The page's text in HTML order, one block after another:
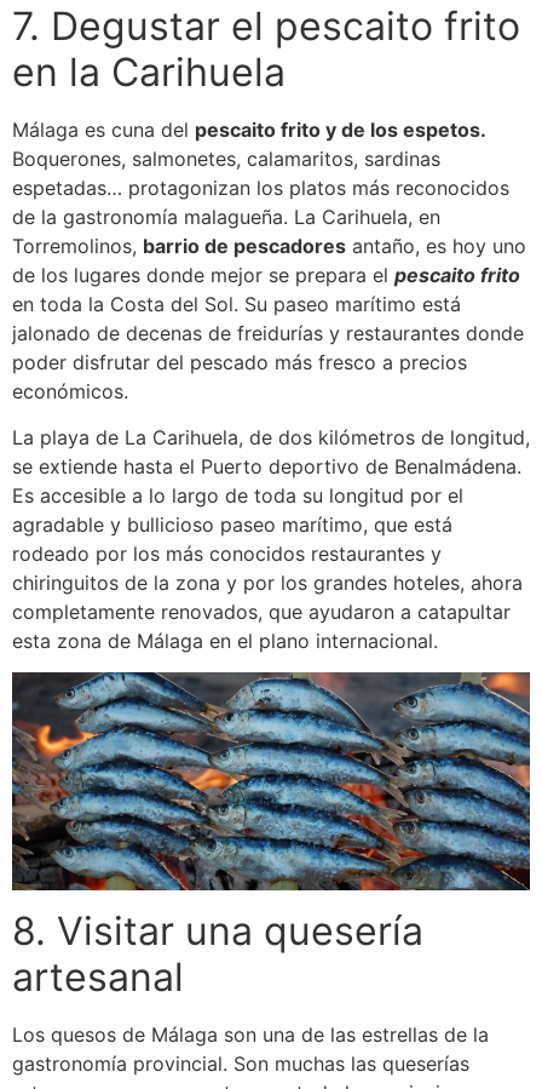
7. Degustar el pescaito frito
en la Carihuela
Málaga es cuna del pescaito frito y de los espetos.
Boquerones, salmonetes, calamaritos, sardinas
espetadas… protagonizan los platos más reconocidos
de la gastronomía malagueña. La Carihuela, en
Torremolinos, barrio de pescadores antaño, es hoy uno
de los lugares donde mejor se prepara el pescaito frito
en toda la Costa del Sol. Su paseo marítimo está
jalonado de decenas de freidurías y restaurantes donde
poder disfrutar del pescado más fresco a precios
económicos.
La playa de La Carihuela, de dos kilómetros de longitud,
se extiende hasta el Puerto deportivo de Benalmádena.
Es accesible a lo largo de toda su longitud por el
agradable y bullicioso paseo marítimo, que está
rodeado por los más conocidos restaurantes y
chiringuitos de la zona y por los grandes hoteles, ahora
completamente renovados, que ayudaron a catapultar
esta zona de Málaga en el plano internacional.
8. Visitar una quesería
artesanal
Los quesos de Málaga son una de las estrellas de la
gastronomía provincial. Son muchas las queserías